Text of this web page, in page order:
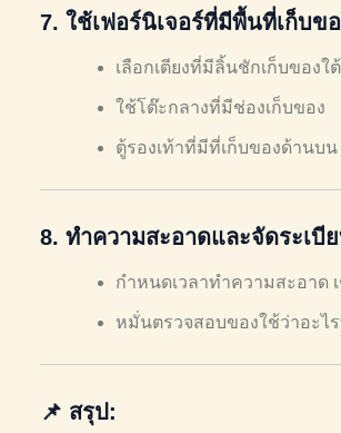
7. ใช้เฟอร์นิเจอร์ที่มีพื้นที่เก็บข
เลือกเตียงที่มีลิ้นชักเก็บของใต้
ใช้โต๊ะกลางที่มีช่องเก็บของ
ตู้รองเท้าที่มีที่เก็บของด้านบน
8. ทำความสะอาดและจัดระเบี
กำหนดเวลาทำความสะอาด
หมั่นตรวจสอบของใช้ว่าอะไ
📌 สรุป: